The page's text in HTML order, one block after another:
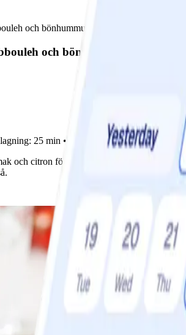
och bönhummus
och bönhummus
25 min • 4 •Svårighetsgrad:
och citron för riktigt syrlig och fräsch